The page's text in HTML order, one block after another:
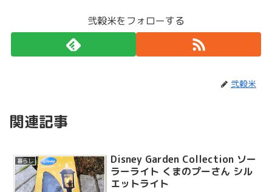
弐穀米をフォローする
弐穀米
関連記事
暮らし
Disney Garden Collection ソー
ラーライト くまのプーさん シル
エットライト